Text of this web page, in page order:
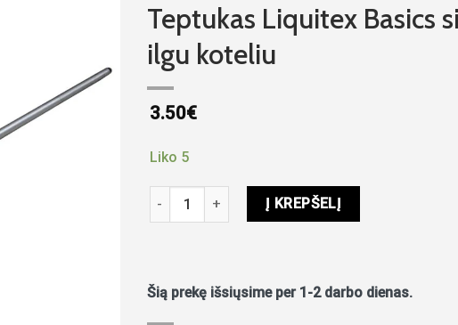
Noriu!
Teptukas Liquitex Basics
ilgu koteliu
3.50€
Liko 5
produkto kiekis: Teptukas Liquitex Basics
Į KREPŠELĮ
Šią prekę išsiųsime per 1-2 darbo dienas.